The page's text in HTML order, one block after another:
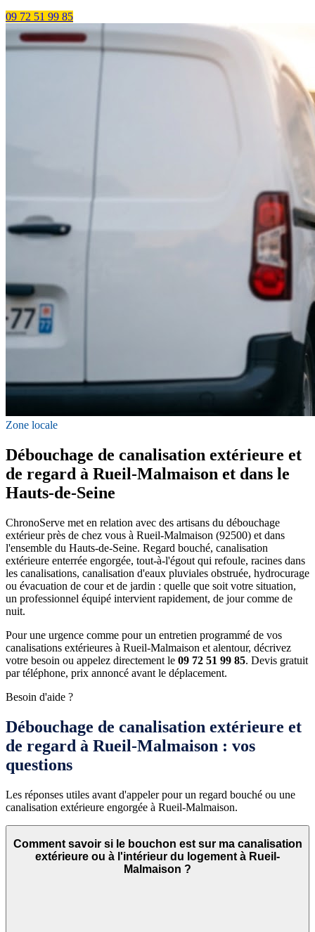
09 72 51 99 85
Zone locale
Débouchage de canalisation extérieure et
de regard à Rueil-Malmaison et dans le
Hauts-de-Seine
ChronoServe met en relation avec des artisans du débouchage
extérieur près de chez vous à Rueil-Malmaison (92500) et dans
l'ensemble du Hauts-de-Seine. Regard bouché, canalisation
extérieure enterrée engorgée, tout-à-l'égout qui refoule, racines dans
les canalisations, canalisation d'eaux pluviales obstruée, hydrocurage
ou évacuation de cour et de jardin : quelle que soit votre situation,
un professionnel équipé intervient rapidement, de jour comme de
nuit.
Pour une urgence comme pour un entretien programmé de vos
canalisations extérieures à Rueil-Malmaison et alentour, décrivez
votre besoin ou appelez directement le 09 72 51 99 85. Devis gratuit
par téléphone, prix annoncé avant le déplacement.
Besoin d'aide ?
Débouchage de canalisation extérieure et
de regard à Rueil-Malmaison : vos
questions
Les réponses utiles avant d'appeler pour un regard bouché ou une
canalisation extérieure engorgée à Rueil-Malmaison.
Comment savoir si le bouchon est sur ma canalisation
extérieure ou à l'intérieur du logement à Rueil-
Malmaison ?